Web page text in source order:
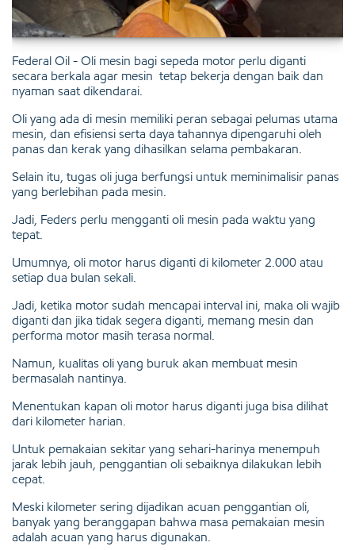
Federal Oil - Oli mesin bagi sepeda motor perlu diganti
secara berkala agar mesin tetap bekerja dengan baik dan
nyaman saat dikendarai.
Oli yang ada di mesin memiliki peran sebagai pelumas utama
mesin, dan efisiensi serta daya tahannya dipengaruhi oleh
panas dan kerak yang dihasilkan selama pembakaran.
Selain itu, tugas oli juga berfungsi untuk meminimalisir panas
yang berlebihan pada mesin.
Jadi, Feders perlu mengganti oli mesin pada waktu yang
tepat.
Umumnya, oli motor harus diganti di kilometer 2.000 atau
setiap dua bulan sekali.
Jadi, ketika motor sudah mencapai interval ini, maka oli wajib
diganti dan jika tidak segera diganti, memang mesin dan
performa motor masih terasa normal.
Namun, kualitas oli yang buruk akan membuat mesin
bermasalah nantinya.
Menentukan kapan oli motor harus diganti juga bisa dilihat
dari kilometer harian.
Untuk pemakaian sekitar yang sehari-harinya menempuh
jarak lebih jauh, penggantian oli sebaiknya dilakukan lebih
cepat.
Meski kilometer sering dijadikan acuan penggantian oli,
banyak yang beranggapan bahwa masa pemakaian mesin
adalah acuan yang harus digunakan.